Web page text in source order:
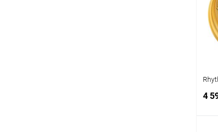
клик
4